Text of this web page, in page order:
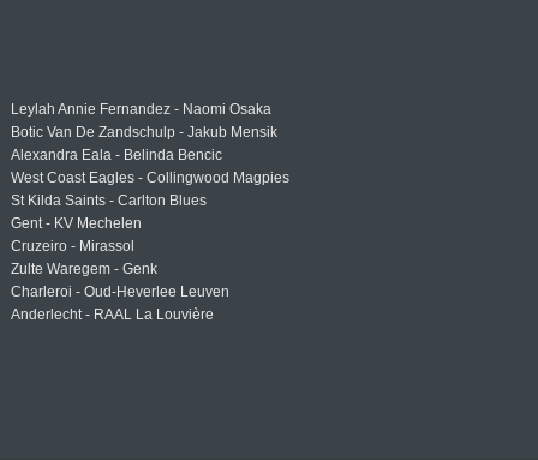
Leylah Annie Fernandez - Naomi Osaka
Botic Van De Zandschulp - Jakub Mensik
Alexandra Eala - Belinda Bencic
West Coast Eagles - Collingwood Magpies
St Kilda Saints - Carlton Blues
Gent - KV Mechelen
Cruzeiro - Mirassol
Zulte Waregem - Genk
Charleroi - Oud-Heverlee Leuven
Anderlecht - RAAL La Louvière